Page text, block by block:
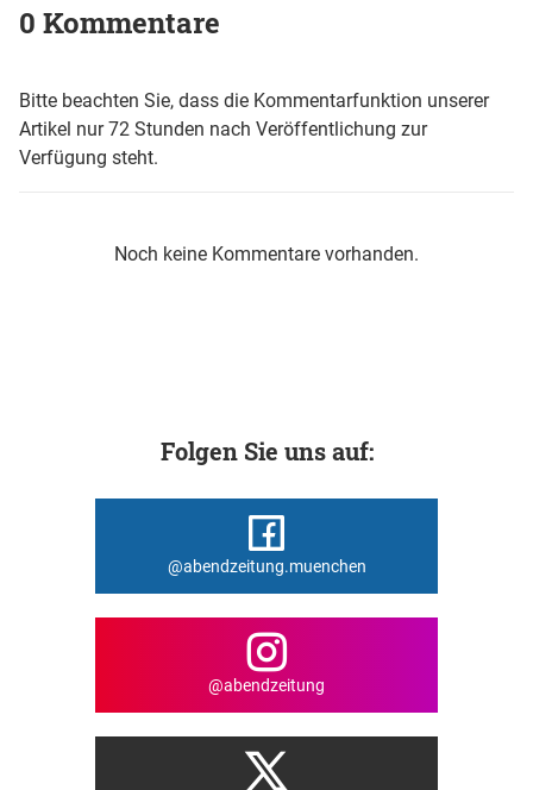
0 Kommentare
Bitte beachten Sie, dass die Kommentarfunktion unserer
Artikel nur 72 Stunden nach Veröffentlichung zur
Verfügung steht.
Noch keine Kommentare vorhanden.
Folgen Sie uns auf:
@abendzeitung.muenchen
@abendzeitung